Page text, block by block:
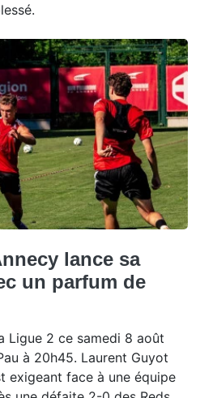
lance sa
un parfum de
Ligue 2 ce samedi 8 août
à 20h45. Laurent Guyot
exigeant face à une équipe